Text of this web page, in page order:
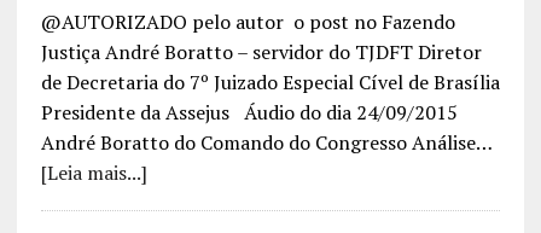
@AUTORIZADO pelo autor o post no Fazendo
Justiça André Boratto – servidor do TJDFT Diretor
de Decretaria do 7º Juizado Especial Cível de Brasília
Presidente da Assejus Áudio do dia 24/09/2015
André Boratto do Comando do Congresso Análise…
[Leia mais...]